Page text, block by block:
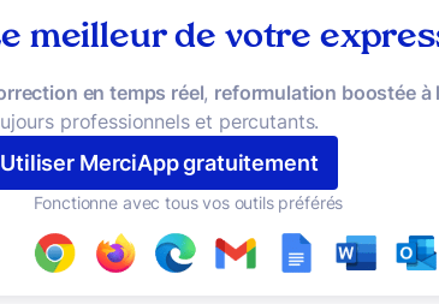
meilleur de votre
en temps réel, reformulation boostée à
professionnels et percutants.
Utiliser MerciApp gratuitement
Fonctionne avec tous vos outils préférés